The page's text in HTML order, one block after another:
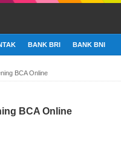
BANK BRI BANK BNI
BCA Online
BCA Online